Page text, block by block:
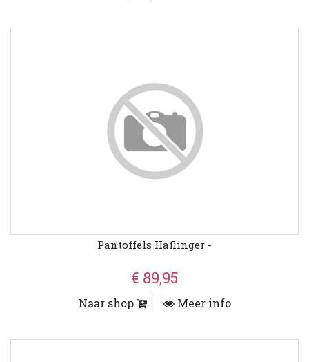
Pantoffels Haflinger -
€ 89,95
Naar shop Meer info